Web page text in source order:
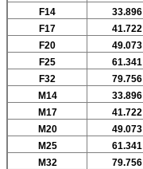
F14
33.896
F17
41.722
F20
49.073
F25
61.341
F32
79.756
М14
33.896
М17
41.722
M20
49.073
M25
61.341
M32
79.756